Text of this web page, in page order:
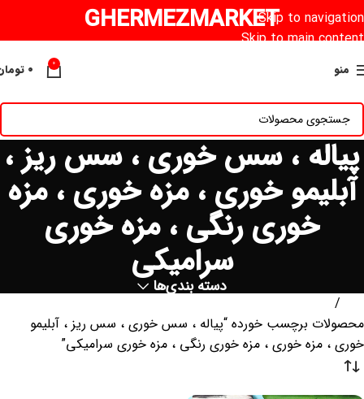
Skip to navigation
Skip to main content
GHERMEZMARKET
منو 0 ۰
پیاله ، سس خوری ، سس ریز ،
آبلیمو خوری ، مزه خوری ، مزه
خوری رنگی ، مزه خوری
سرامیکی
دسته بندی‌ها
محصولات برچسب خورده “پیاله ، سس خوری ، سس ریز ، آبلیمو
خوری ، مزه خوری ، مزه خوری رنگی ، مزه خوری سرامیکی”